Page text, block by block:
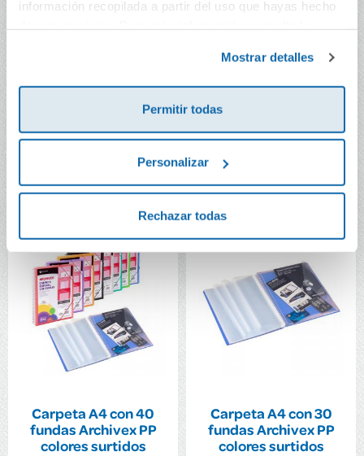
información recopilada a partir del uso que hayas hecho
Mostrar detalles
Permitir todas
Personalizar
Rechazar todas
fundas Archivex PP
colores surtidos
12,40€
fundas Archivex PP
10,95€
Carpeta A4 con 40
fundas Archivex PP
colores surtidos
Carpeta A4 con 30
fundas Archivex PP
colores surtidos